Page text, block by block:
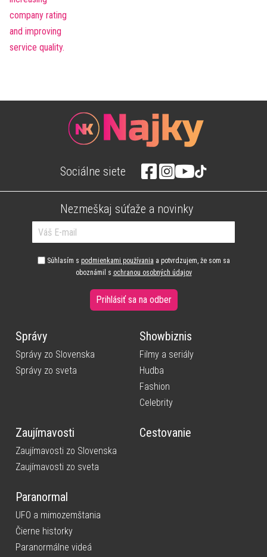
Sociálne siete
Nezmeškaj súťaže a novinky
Súhlasím s podmienkami používania a potvrdzujem, že som sa
oboznámil s ochranou osobných údajov
Prihlásiť sa na odber
Správy
Správy zo Slovenska
Správy zo sveta
Showbiznis
Filmy a seriály
Hudba
Fashion
Celebrity
Zaujímavosti
Zaujímavosti zo Slovenska
Zaujímavosti zo sveta
Cestovanie
Paranormal
UFO a mimozemštania
Čierne historky
Paranormálne videá